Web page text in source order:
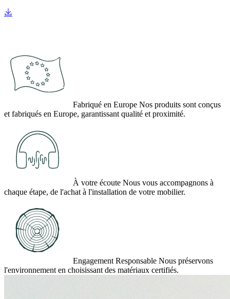
Fabriqué en Europe Nos produits sont conçus
et fabriqués en Europe, garantissant qualité et proximité.
À votre écoute Nous vous accompagnons à
chaque étape, de l'achat à l'installation de votre mobilier.
Engagement Responsable Nous préservons
l'environnement en choisissant des matériaux certifiés.